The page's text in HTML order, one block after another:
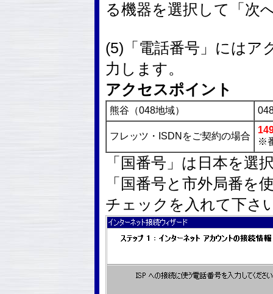
る機器を選択して「次
(5)「電話番号」にはア
力します。
アクセスポイント
熊谷（048地域）
フレッツ・ISDNをご契約の場合
※
「国番号」は日本を選
「国番号と市外局番を
チェックを入れて下さ